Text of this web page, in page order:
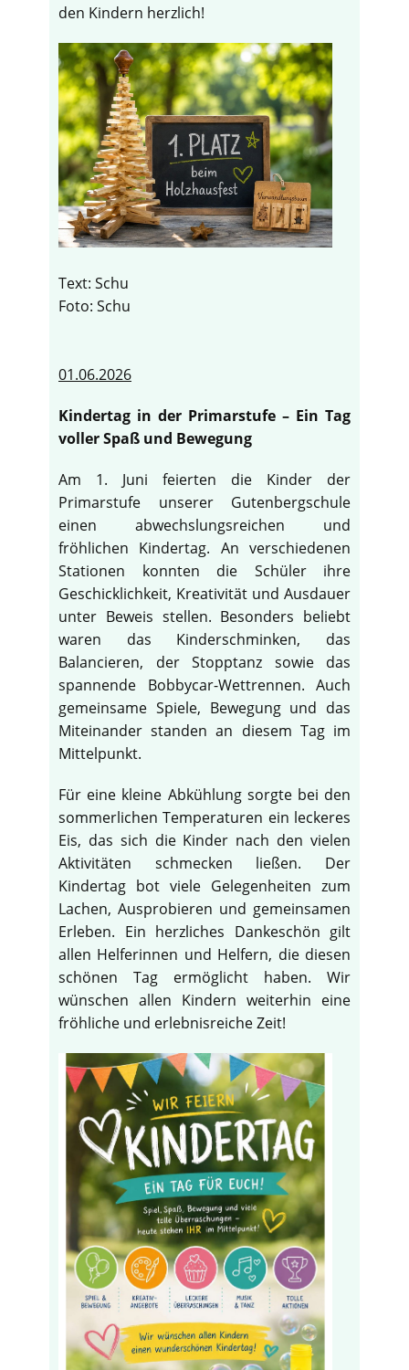
den Kindern herzlich!
Text: Schu
Foto: Schu
01.06.2026
Kindertag in der Primarstufe – Ein Tag
voller Spaß und Bewegung
Am 1. Juni feierten die Kinder der
Primarstufe unserer Gutenbergschule
einen abwechslungsreichen und
fröhlichen Kindertag. An verschiedenen
Stationen konnten die Schüler ihre
Geschicklichkeit, Kreativität und Ausdauer
unter Beweis stellen. Besonders beliebt
waren das Kinderschminken, das
Balancieren, der Stopptanz sowie das
spannende Bobbycar-Wettrennen. Auch
gemeinsame Spiele, Bewegung und das
Miteinander standen an diesem Tag im
Mittelpunkt.
Für eine kleine Abkühlung sorgte bei den
sommerlichen Temperaturen ein leckeres
Eis, das sich die Kinder nach den vielen
Aktivitäten schmecken ließen. Der
Kindertag bot viele Gelegenheiten zum
Lachen, Ausprobieren und gemeinsamen
Erleben. Ein herzliches Dankeschön gilt
allen Helferinnen und Helfern, die diesen
schönen Tag ermöglicht haben. Wir
wünschen allen Kindern weiterhin eine
fröhliche und erlebnisreiche Zeit!